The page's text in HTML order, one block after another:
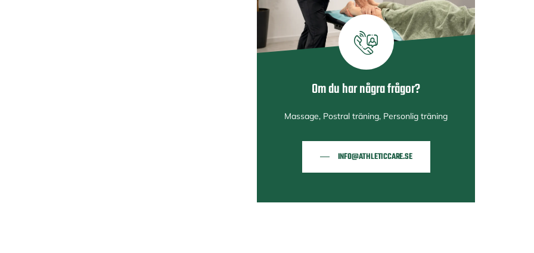
Om du har några frågor?
Massage, Postral träning, Personlig träning
INFO@ATHLETICCARE.SE